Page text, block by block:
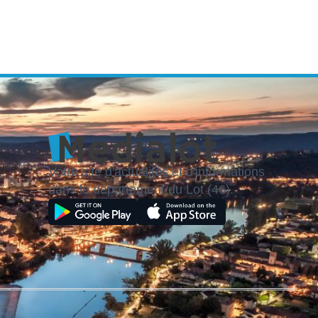
Votre site d'actualités et d'informations
dans le département du Lot (46).